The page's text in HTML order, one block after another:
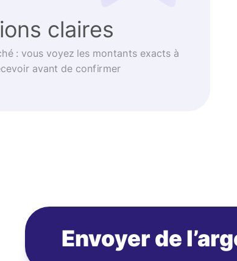
claires
: vous voyez les montants exacts à
avant de confirmer
Envoyer de